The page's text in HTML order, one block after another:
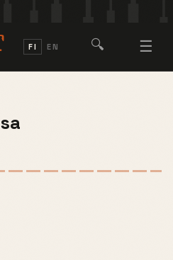
FI EN 🔍 ☰